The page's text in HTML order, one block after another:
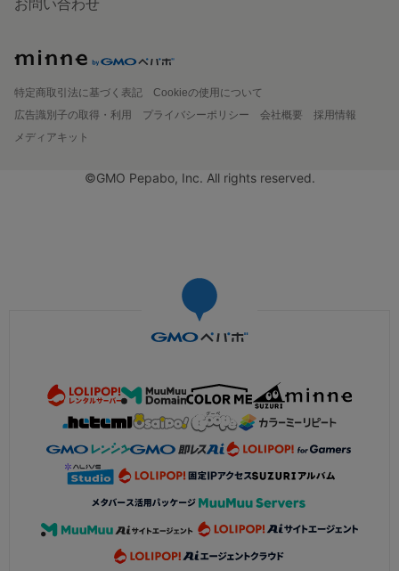
お問い合わせ
特定商取引法に基づく表記
Cookieの使用について
広告識別子の取得・利用
プライバシーポリシー 会社概要
採用情報
メディアキット
©GMO Pepabo, Inc. All rights reserved.